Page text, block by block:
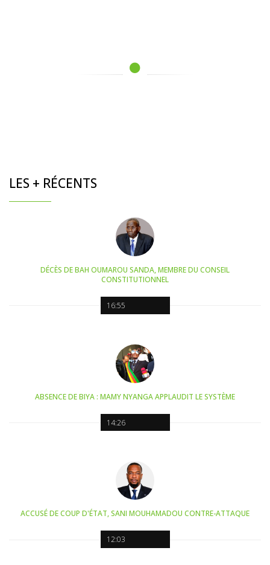
LES + RÉCENTS
16:55
DÉCÈS DE BAH OUMAROU SANDA, MEMBRE DU CONSEIL
CONSTITUTIONNEL
14:26
ABSENCE DE BIYA : MAMY NYANGA APPLAUDIT LE SYSTÈME
12:03
ACCUSÉ DE COUP D'ÉTAT, SANI MOUHAMADOU CONTRE-ATTAQUE